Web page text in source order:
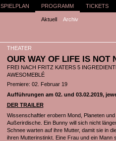
SPIELPLAN PROGRAMM
Aktuell Archiv
TICKETS
THEATER
OUR WAY OF LIFE IS NOT
FREI NACH FRITZ KATERS 5
AWESOMEBLÉ
Premiere: 02. Februar 19
Aufführungen am 02. und 03.02.2019,
DER TRAILER
Wissenschaftler erobern Mond, Planeten
Außerirdische. Ein Bunny will sich nicht
Schnee warten auf ihre Mutter, damit sie in
ihren Mutterinstinkt. Eine Frau und ein